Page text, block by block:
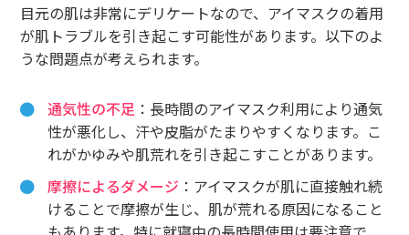
目元の肌は非常にデリケートなので、アイマスクの着用
が肌トラブルを引き起こす可能性があります。以下のよ
うな問題点が考えられます。
通気性の不足 ：長時間のアイマスク利用により通気
性が悪化し、汗や皮脂がたまりやすくなります。こ
れがかゆみや肌荒れを引き起こすことがあります。
摩擦によるダメージ ：アイマスクが肌に直接触れ続
けることで摩擦が生じ、肌が荒れる原因になること